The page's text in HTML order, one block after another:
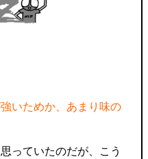
いためか、あまり味の
っていたのだが、こう